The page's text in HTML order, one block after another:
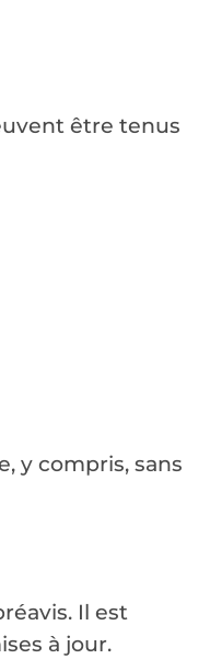
être tenus
y compris, sans
Il est
à jour.